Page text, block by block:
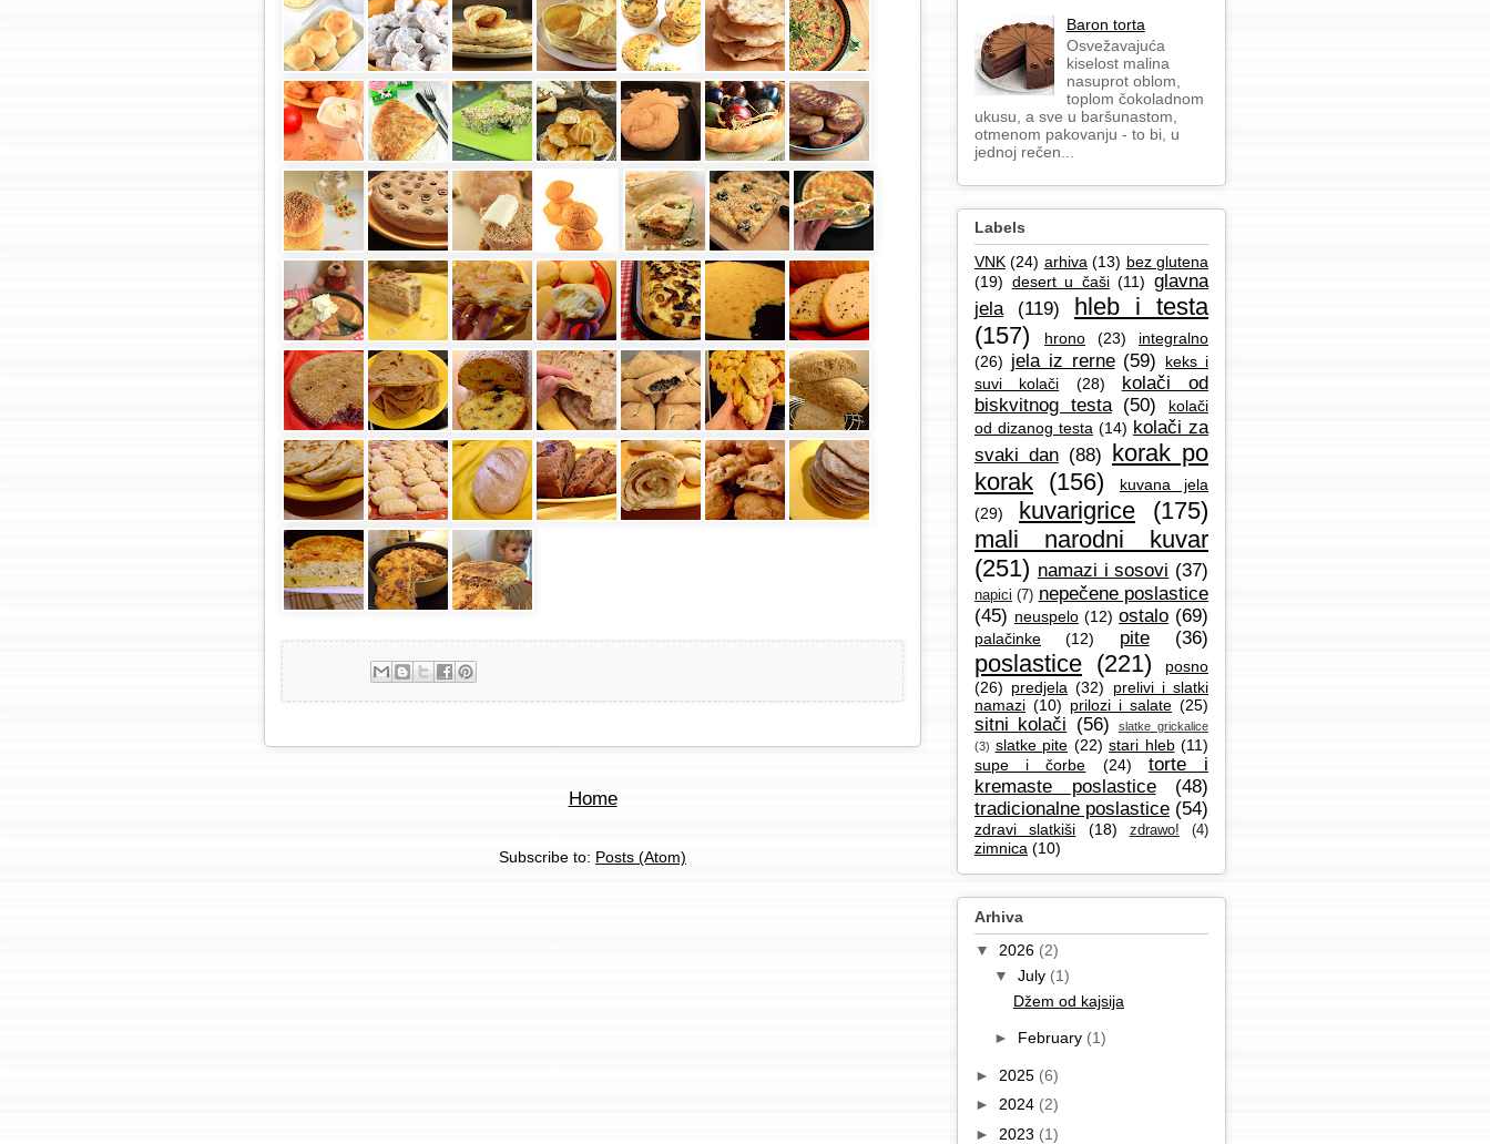
Home
Subscribe to: Posts (Atom)
Baron torta
Osvežavajuća
kiselost malina
nasuprot oblom,
toplom čokoladnom
ukusu, a sve u baršunastom,
otmenom pakovanju - to bi, u
jednoj rečen...
Labels
VNK (24) arhiva (13) bez glutena
(19) desert u čaši (11) glavna
jela
(119)
hleb i testa
(157)
hrono (23)
integralno
(26) jela iz rerne (59)
keks i
suvi kolači
(28)
kolači od
biskvitnog testa (50)
kolači
od dizanog testa (14) kolači za
svaki dan (88) korak po
korak (156)
kuvana jela
(29)
kuvarigrice
(175)
mali narodni kuvar
(251) namazi i sosovi (37)
napici (7) nepečene poslastice
(45) neuspelo (12) ostalo (69)
palačinke (12) pite (36)
poslastice (221)
posno
(26) predjela (32)
prelivi i slatki
namazi (10) prilozi i salate (25)
sitni kolači (56)
slatke grickalice
(3) slatke pite (22) stari hleb (11)
supe i čorbe
(24)
torte i
kremaste poslastice
(48)
tradicionalne poslastice (54)
zdravi slatkiši (18) zdrawo! (4)
zimnica (10)
Arhiva
▼ 2026 (2)
▼ July (1)
Džem od kajsija
► February (1)
► 2025 (6)
► 2024 (2)
► 2023 (1)